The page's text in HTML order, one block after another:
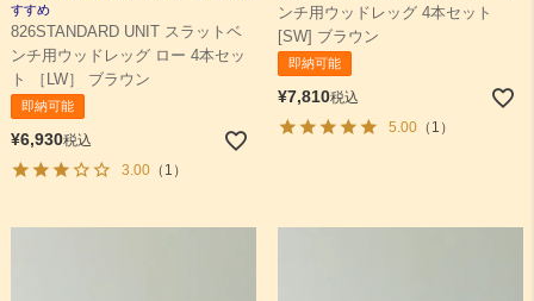
すすめ
826STANDARD UNIT スラットベ
ンチ用ウッドレッグ ロー 4本セッ
ト ［LW］ ブラウン
即納可能
¥6,930税込
3.00（1）
ンチ用ウッドレッグ 4本セット
[SW] ブラウン
即納可能
¥7,810税込
5.00（1）